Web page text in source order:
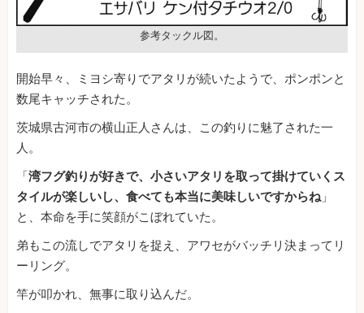
参考タックル図。
開始早々、ミヨシ寄りでアタリが続いたようで、ポンポンと
数尾キャッチされた。
茨城県古河市の横山正人さんは、この釣りに魅了された一
人。
「湾フグ釣りが好きで、小さいアタリを取って掛けていくス
タイルが楽しいし、食べても本当に美味しいですからね」
と、本命を手に笑顔がこぼれていた。
弟もこの流しでアタリを捉え、アワセがバッチリ決まってリ
ーリング。
竿が叩かれ、無事に取り込んだ。